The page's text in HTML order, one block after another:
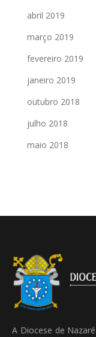
abril 2019
março 2019
fevereiro 2019
janeiro 2019
outubro 2018
julho 2018
maio 2018
A Diocese de